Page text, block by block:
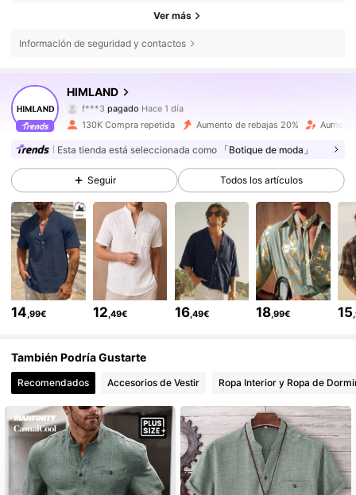
Ver más
Información de seguridad y contactos
HIMLAND
4,84
187K Seguidores
Hace 1 día
m***useguido hace Hace 3 horas
4,84 187K Seguidores
4,84 187K Seguidores
4,84 187K Seguidores
4,84 187K Seguidores
4,84 187K Seguidores
4,84 187K Seguidores
130K Compra repetida Aumento de rebajas 20%
Esta tienda está seleccionada como 「Botique de moda」
Seguir Todos los artículos
14 ,99€ 12 ,49€ 16,49€ 18 ,99€ 15
También Podría Gustarte
Recomendados Accesorios de Vestir Ropa Interior y Ropa de